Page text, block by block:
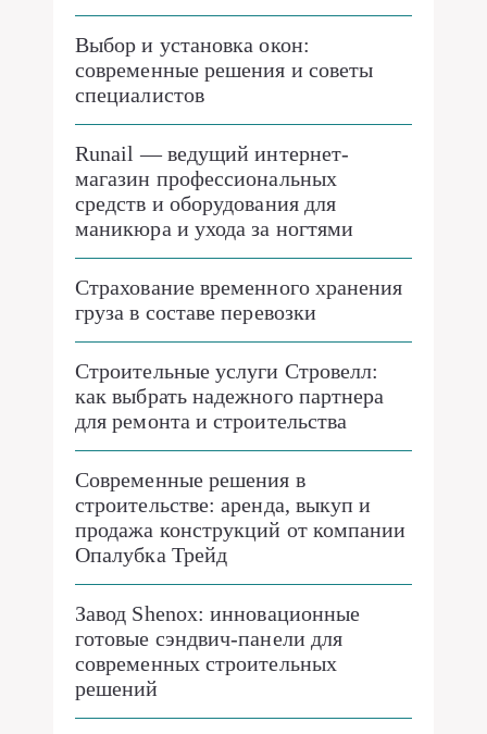
Выбор и установка окон:
современные решения и советы
специалистов
Runail — ведущий интернет-
магазин профессиональных
средств и оборудования для
маникюра и ухода за ногтями
Страхование временного хранения
груза в составе перевозки
Строительные услуги Стровелл:
как выбрать надежного партнера
для ремонта и строительства
Современные решения в
строительстве: аренда, выкуп и
продажа конструкций от компании
Опалубка Трейд
Завод Shenox: инновационные
готовые сэндвич-панели для
современных строительных
решений